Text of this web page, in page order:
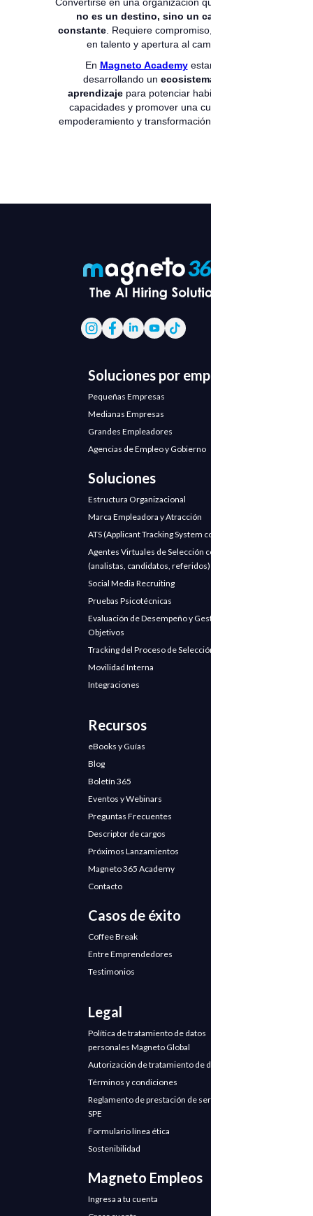
no es un destino, sino un camino
constante . Requiere compromiso, inversión
en talento y apertura al cambio.
En Magneto Academyestamos
desarrollando un ecosistema de
aprendizajepara potenciar habilidades,
capacidades y promover una cultura de
empoderamiento y transformación continua.
Soluciones por empresa
Pequeñas Empresas
Medianas Empresas
Grandes Empleadores
Agencias de Empleo y Gobierno
Soluciones
Estructura Organizacional
Marca Empleadora y Atracción
ATS (Applicant Tracking System con IA)
Agentes Virtuales de Selección con IA
(analistas, candidatos, referidos)
Social Media Recruiting
Pruebas Psicotécnicas
Evaluación de Desempeño y Gestión de
Objetivos
Tracking del Proceso de Selección
Movilidad Interna
Integraciones
Recursos
eBooks y Guías
Blog
Boletín 365
Eventos y Webinars
Preguntas Frecuentes
Descriptor de cargos
Próximos Lanzamientos
Magneto 365 Academy
Contacto
Casos de éxito
Coffee Break
Entre Emprendedores
Testimonios
Legal
Política de tratamiento de datos
personales Magneto Global
Autorización de tratamiento de datos
Términos y condiciones
Reglamento de prestación de servicios
SPE
Formulario línea ética
Sostenibilidad
Magneto Empleos
Ingresa a tu cuenta